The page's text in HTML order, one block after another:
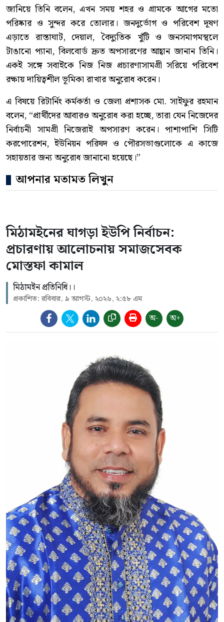
জানিয়ে তিনি বলেন, এখন সময় শহর ও গ্রামকে আগের মতো
পরিষ্কার ও সুন্দর করে তোলার। জনদুর্ভোগ ও পরিবেশ দূষণ
এড়াতে রাস্তাঘাট, দেয়াল, বৈদ্যুতিক খুঁটি ও জনসমাগমস্থলে
টাঙানো প্যানা, বিলবোর্ড দ্রুত অপসারণের আহ্বান জানান তিনি।
একই সঙ্গে সবাইকে নিজ নিজ প্রচারণাসামগ্রী সরিয়ে পরিবেশ
রক্ষায় দায়িত্বশীল ভূমিকা রাখার অনুরোধ করেন।
এ বিষয়ে রিটার্নিং কর্মকর্তা ও জেলা প্রশাসক মো. সাইফুর রহমান
বলেন, “প্রার্থীদের আবারও অনুরোধ করা হচ্ছে, তারা যেন নিজেদের
নির্বাচনী সামগ্রী নিজেরাই অপসারণ করেন। পাশাপাশি সিটি
করপোরেশন, ইউনিয়ন পরিষদ ও পৌরসভাগুলোকে এ কাজে
সহায়তার জন্য অনুরোধ জানানো হয়েছে।”
আপনার মতামত লিখুন
মিঠামইনের ঘাগড়া ইউপি নির্বাচন:
প্রচারণায় আলোচনায় সমাজসেবক
মোস্তফা কামাল
মিঠামইন প্রতিনিধি।।
প্রকাশিত: রবিবার, ৯ আগস্ট, ২০২৬, ২:৫৮ এম
অ- অ+